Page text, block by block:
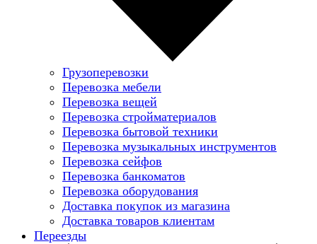
Грузоперевозки
Перевозка мебели
Перевозка вещей
Перевозка стройматериалов
Перевозка бытовой техники
Перевозка музыкальных инструментов
Перевозка сейфов
Перевозка банкоматов
Перевозка оборудования
Доставка покупок из магазина
Доставка товаров клиентам
Переезды